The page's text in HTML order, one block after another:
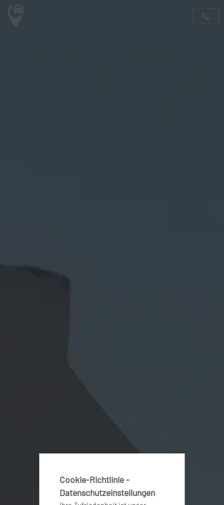
Cookie-Richtlinie -
Datenschutzeinstellungen